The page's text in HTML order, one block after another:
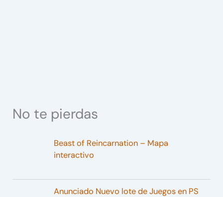
No te pierdas
Beast of Reincarnation – Mapa
interactivo
Anunciado Nuevo lote de Juegos en PS